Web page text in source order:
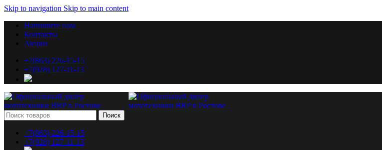
Skip to navigation Skip to main content
Напишите нам
Контакты
Акции
+7(863) 226-15-15
+7(928) 127-11-13
Поиск
+7(863) 226-15-15
+7(928) 127-11-13